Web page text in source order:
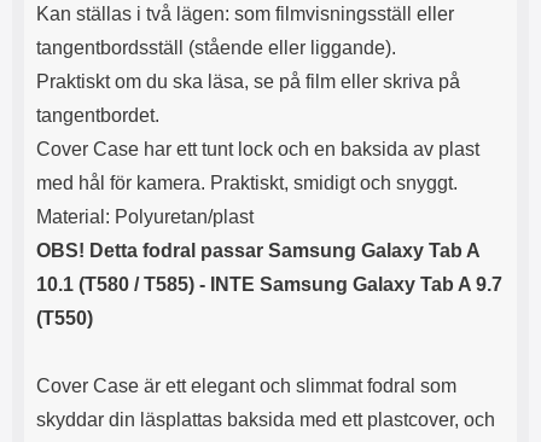
Kan ställas i två lägen: som filmvisningsställ eller
tangentbordsställ (stående eller liggande).
Praktiskt om du ska läsa, se på film eller skriva på
tangentbordet.
Cover Case har ett tunt lock och en baksida av plast
med hål för kamera. Praktiskt, smidigt och snyggt.
Material: Polyuretan/plast
OBS! Detta fodral passar Samsung Galaxy Tab A
10.1 (T580 / T585) - INTE Samsung Galaxy Tab A 9.7
(T550)
Cover Case är ett elegant och slimmat fodral som
skyddar din läsplattas baksida med ett plastcover, och